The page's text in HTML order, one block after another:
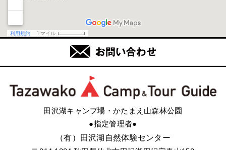
田沢湖キャンプ場・かたまえ山森林公園
●指定管理者●
（有）田沢湖自然体験センター